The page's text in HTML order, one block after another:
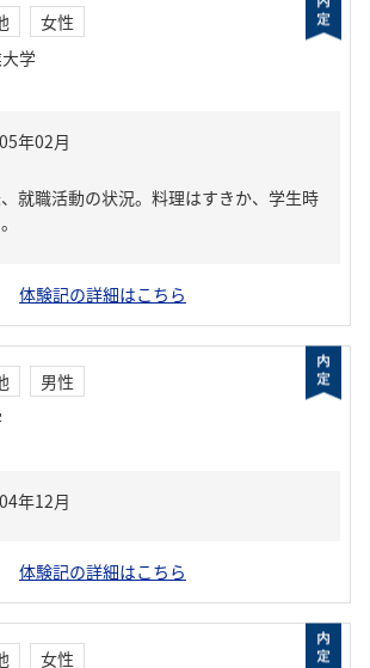
女性
学
就職活動の状況。料理はすきか、学生時
体験記の詳細はこちら
男性
体験記の詳細はこちら
女性